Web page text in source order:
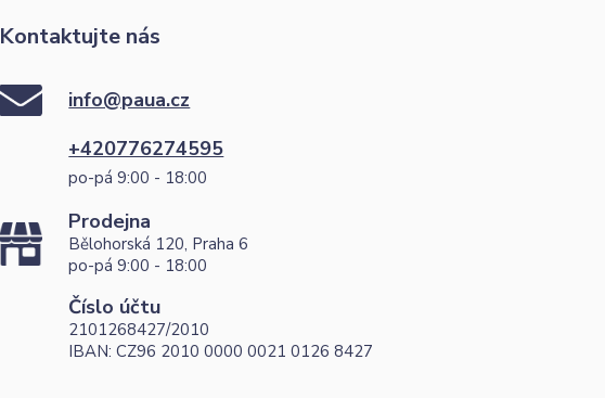
Kontaktujte nás
info@paua.cz
+420776274595
po-pá 9:00 - 18:00
Prodejna
Bělohorská 120, Praha 6
po-pá 9:00 - 18:00
Číslo účtu
2101268427/2010
IBAN: CZ96 2010 0000 0021 0126 8427